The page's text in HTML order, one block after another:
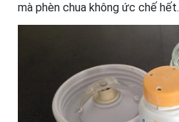
mà phèn chua không ức chế hết.